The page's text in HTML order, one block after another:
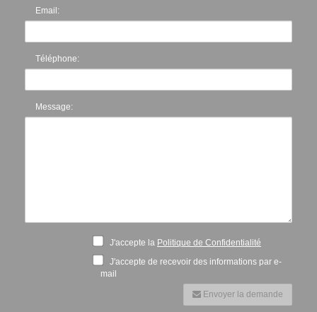
Email:
Téléphone:
Message:
J'accepte la Politique de Confidentialité
J'accepte de recevoir des informations par e-
mail
Envoyer la demande